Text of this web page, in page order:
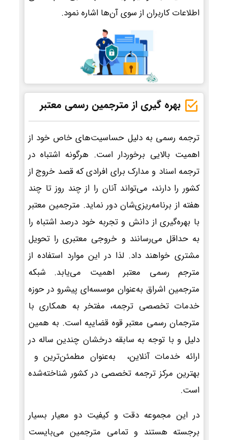
اطلاعات کاربران از سوی آن‌ها اشاره نمود.
بهره گیری از مترجمین رسمی معتبر
ترجمه رسمی به دلیل حساسیت‌های خاص خود از
اهمیت بالایی برخوردار است. هرگونه اشتباه در
ترجمه اسناد و مدارک برای افرادی که قصد خروج از
کشور را دارند، می‌تواند آنان را از چند روز تا چند
هفته از برنامه‌ریزی‌شان دور نماید. مترجمین معتبر
با بهره‌گیری از دانش و تجربه خود درصد اشتباه را
به حداقل می‌رسانند و خروجی معتبری را تحویل
مشتری خواهند داد. لذا در این موارد استفاده از
مترجم رسمی معتبر اهمیت می‌یابد. شبکه
مترجمین اشراق به‌عنوان موسسه‌ای پیشرو در حوزه
خدمات تخصصی ترجمه، مفتخر به همکاری با
مترجمان رسمی معتبر قوه قضاییه است. به همین
دلیل و با توجه به سابقه درخشان چندین ساله در
ارائه خدمات آنلاین، به‌عنوان مطمئن‌ترین و
بهترین مرکز ترجمه تخصصی در کشور شناخته‌شده
است.
در این مجموعه دقت و کیفیت دو معیار بسیار
برجسته هستند و تمامی مترجمین می‌بایست